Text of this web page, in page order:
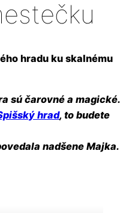
hradu ku skalnému
sú čarovné a magické.
hrad, to budete
nadšene Majka.